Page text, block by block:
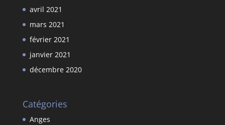
avril 2021
mars 2021
février 2021
janvier 2021
décembre 2020
Catégories
Anges